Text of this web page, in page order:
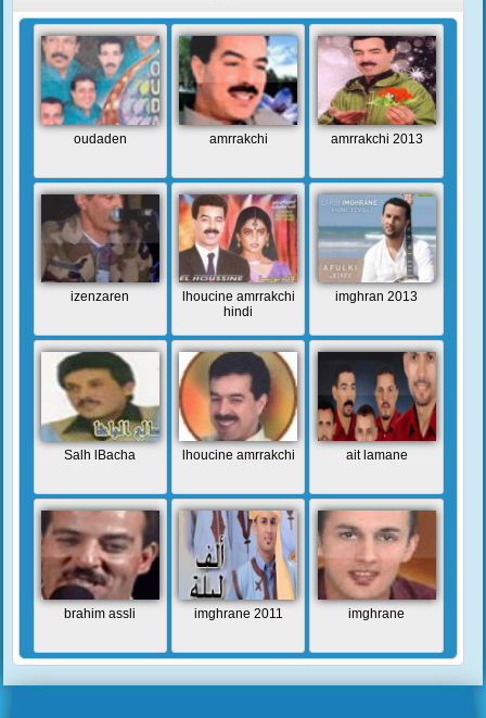
oudaden amrrakchi amrrakchi 2013
izenzaren
lhoucine amrrakchi
hindi
imghran 2013
Salh lBacha lhoucine amrrakchi ait lamane
brahim assli imghrane 2011 imghrane